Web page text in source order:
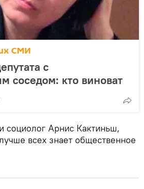
СМИ
с
соседом: кто виноват
социолог Арнис Кактиньш,
всех знает общественное